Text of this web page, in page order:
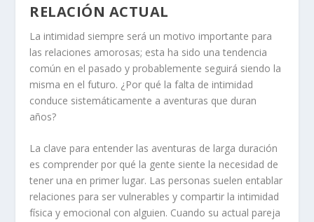
RELACIÓN ACTUAL
La intimidad siempre será un motivo importante para
las relaciones amorosas; esta ha sido una tendencia
común en el pasado y probablemente seguirá siendo la
misma en el futuro. ¿Por qué la falta de intimidad
conduce sistemáticamente a aventuras que duran
años?
La clave para entender las aventuras de larga duración
es comprender por qué la gente siente la necesidad de
tener una en primer lugar. Las personas suelen entablar
relaciones para ser vulnerables y compartir la intimidad
física y emocional con alguien. Cuando su actual pareja